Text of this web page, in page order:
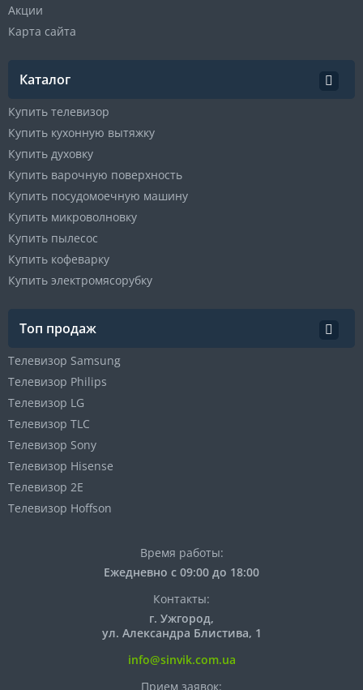
Акции
Карта сайта
Каталог
Купить телевизор
Купить кухонную вытяжку
Купить духовку
Купить варочную поверхность
Купить посудомоечную машину
Купить микроволновку
Купить пылесос
Купить кофеварку
Купить электромясорубку
Топ продаж
Телевизор Samsung
Телевизор Philips
Телевизор LG
Телевизор TLC
Телевизор Sony
Телевизор Hisense
Телевизор 2E
Телевизор Hoffson
Время работы:
Ежедневно с 09:00 до 18:00
Контакты:
г. Ужгород,
ул. Александра Блистива, 1
info@sinvik.com.ua
Прием заявок: